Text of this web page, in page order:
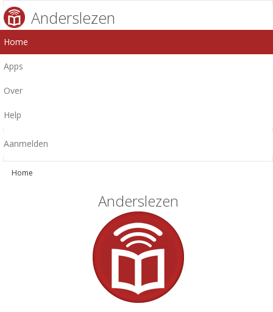
Anderslezen
Home
Apps
Over
Help
Aanmelden
Home
Anderslezen